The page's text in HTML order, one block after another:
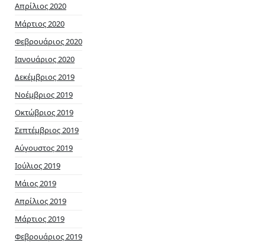
Απρίλιος 2020
Μάρτιος 2020
Φεβρουάριος 2020
Ιανουάριος 2020
Δεκέμβριος 2019
Νοέμβριος 2019
Οκτώβριος 2019
Σεπτέμβριος 2019
Αύγουστος 2019
Ιούλιος 2019
Μάιος 2019
Απρίλιος 2019
Μάρτιος 2019
Φεβρουάριος 2019